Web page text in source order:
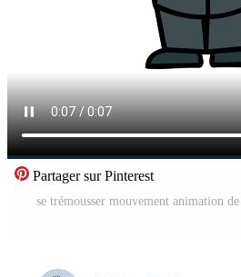
Partager sur Pinterest